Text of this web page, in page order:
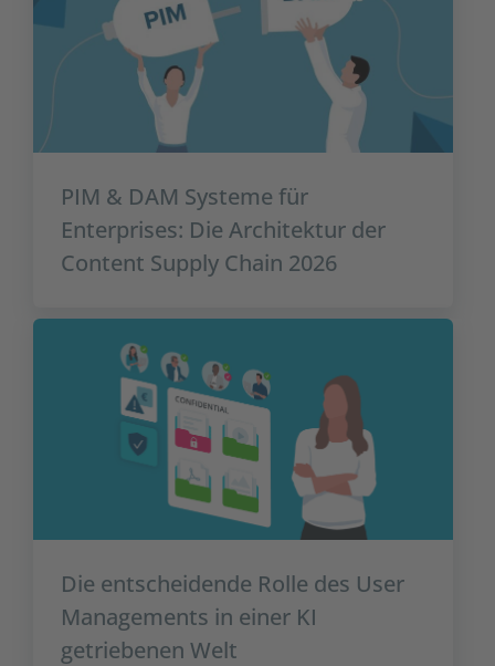
PIM & DAM Systeme für
Enterprises: Die Architektur der
Content Supply Chain 2026
Die entscheidende Rolle des User
Managements in einer KI
getriebenen Welt